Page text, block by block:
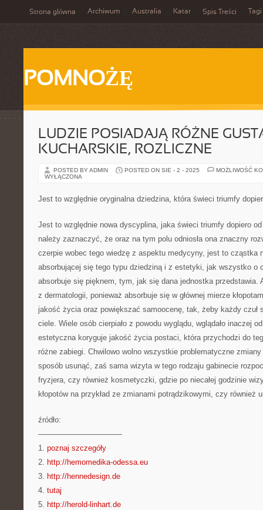
Strona główna Archiwum Australia Katar Spis Treści Tagi
POMNOŻĘ
LUDZIE POSIADAJĄ RÓŻNE
KUCHARSKIE, ROZLICZNE
POSTED BY ADMIN POSTED ON SIE - 2 - 2025
MOŻLIWOŚĆ
WYŁĄCZONA
Jest to względnie oryginalna dziedzina, która świeci triumfy
Jest to względnie nowa dyscyplina, jaka świeci triumfy dopiero
należy zaznaczyć, że oraz na tym polu odniosła ona znaczny
czerpie wobec tego wiedzę z aspektu medycyny, jest to cząstka
absorbującej się tego typu dziedziną i z estetyki, jak wszystko o
absorbuje się pięknem, tym, jak się dana jednostka przedstawia.
z dermatologii, ponieważ absorbuje się w głównej mierze
jakość życia oraz powiększać samoocenę, tak, żeby każdy czuł
ciele. Wiele osób cierpiało z powodu wyglądu, wglądało inaczej
estetyczna koryguje jakość życia postaci, która przychodzi do
różne zabiegi. Chwilowo wolno wszystkie problematyczne
sposób usunąć, zaś sama wizyta w tego rodzaju gabinecie
fryzjera, czy również kosmetyczki, gdzie po niecałej godzinie
kłopotów na przykład ze zmianami potrądzikowymi, czy również
źródło:
———————————
1. poznaj szczegóły
2. http://hemomedika-odessa.eu
3. http://hennedesign.de
4. tutaj
5. http://herold-linhart.de